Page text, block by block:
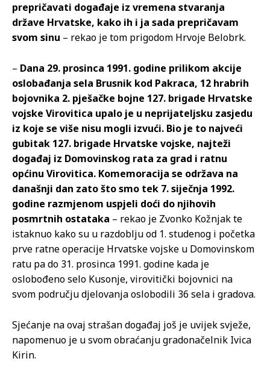
prepričavati događaje iz vremena stvaranja
države Hrvatske, kako ih i ja sada prepričavam
svom sinu – rekao je tom prigodom Hrvoje Belobrk.
– Dana 29. prosinca 1991. godine prilikom akcije
oslobađanja sela Brusnik kod Pakraca, 12 hrabrih
bojovnika 2. pješačke bojne 127. brigade Hrvatske
vojske Virovitica upalo je u neprijateljsku zasjedu
iz koje se više nisu mogli izvući. Bio je to najveći
gubitak 127. brigade Hrvatske vojske, najteži
događaj iz Domovinskog rata za grad i ratnu
općinu Virovitica. Komemoracija se održava na
današnji dan zato što smo tek 7. siječnja 1992.
godine razmjenom uspjeli doći do njihovih
posmrtnih ostataka – rekao je Zvonko Kožnjak te
istaknuo kako su u razdoblju od 1. studenog i početka
prve ratne operacije Hrvatske vojske u Domovinskom
ratu pa do 31. prosinca 1991. godine kada je
oslobođeno selo Kusonje, virovitički bojovnici na
svom području djelovanja oslobodili 36 sela i gradova.
Sjećanje na ovaj strašan događaj još je uvijek svježe,
napomenuo je u svom obraćanju gradonačelnik Ivica
Kirin.